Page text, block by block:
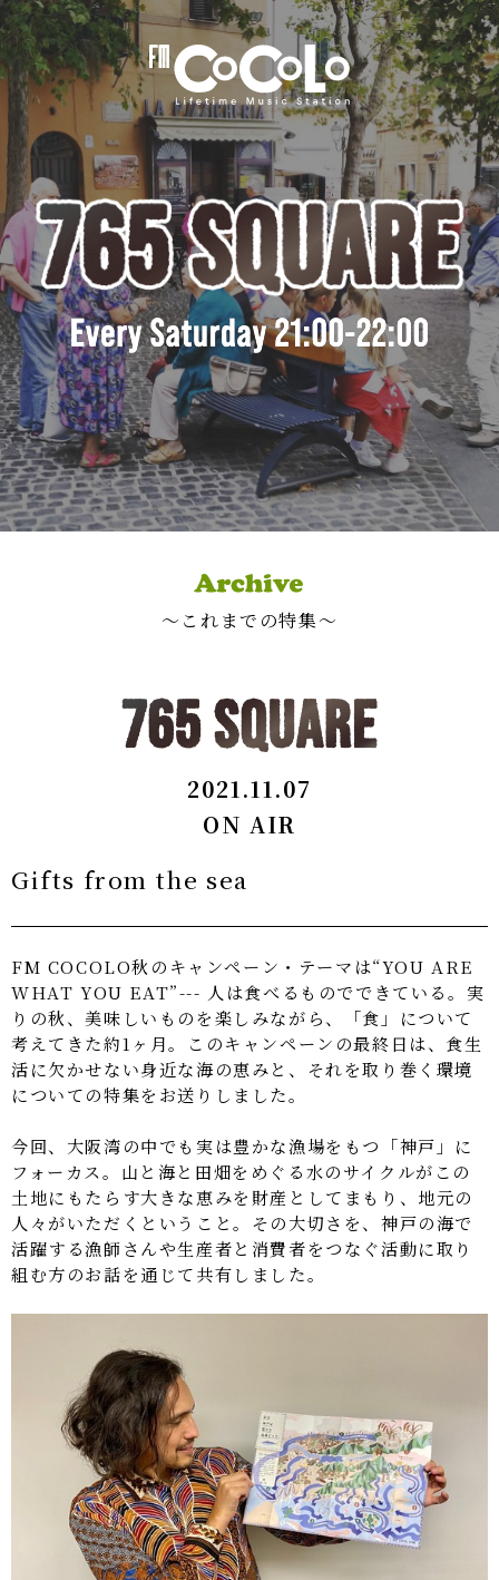
〜これまでの特集〜
2021.11.07
ON AIR
Gifts from the sea
FM COCOLO秋のキャンペーン・テーマは“YOU ARE
WHAT YOU EAT”--- 人は食べるものでできている。実
りの秋、美味しいものを楽しみながら、「食」について
考えてきた約1ヶ月。このキャンペーンの最終日は、食生
活に欠かせない身近な海の恵みと、それを取り巻く環境
についての特集をお送りしました。
今回、大阪湾の中でも実は豊かな漁場をもつ「神戸」に
フォーカス。山と海と田畑をめぐる水のサイクルがこの
土地にもたらす大きな恵みを財産としてまもり、地元の
人々がいただくということ。その大切さを、神戸の海で
活躍する漁師さんや生産者と消費者をつなぐ活動に取り
組む方のお話を通じて共有しました。